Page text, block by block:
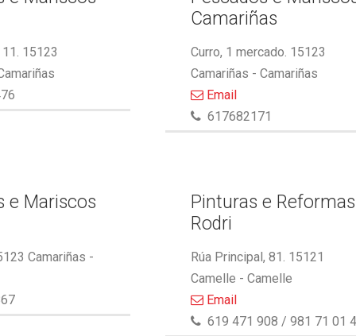
11. 15123
Camariñas
Curro, 1 mercado. 15123
Camariñas - Camariñas
Email
617682171
e Mariscos
Camariñas -
Pinturas e Reformas
Rodri
Rúa Principal, 81. 15121
Camelle - Camelle
Email
619 471 908 / 981 71 01